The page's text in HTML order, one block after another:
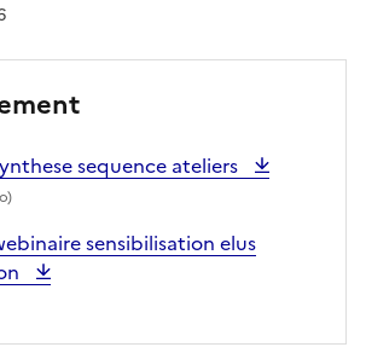
sequence ateliers
sensibilisation elus